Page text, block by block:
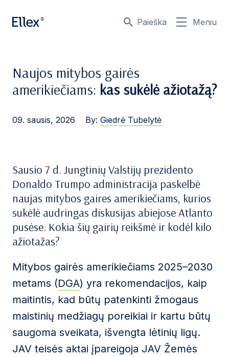
Paieška Meniu
Naujos mitybos gairės
amerikiečiams: kas sukėlė ažiotažą?
09. sausis, 2026 By: Giedrė Tubelytė
Sausio 7 d. Jungtinių Valstijų prezidento
Donaldo Trumpo administracija paskelbė
naujas mitybos gaires amerikiečiams, kurios
sukėlė audringas diskusijas abiejose Atlanto
pusėse. Kokia šių gairių reikšmė ir kodėl kilo
ažiotažas?
Mitybos gairės amerikiečiams 2025–2030
metams (DGA) yra rekomendacijos, kaip
maitintis, kad būtų patenkinti žmogaus
maistinių medžiagų poreikiai ir kartu būtų
saugoma sveikata, išvengta lėtinių ligų.
JAV teisės aktai įpareigoja JAV Žemės